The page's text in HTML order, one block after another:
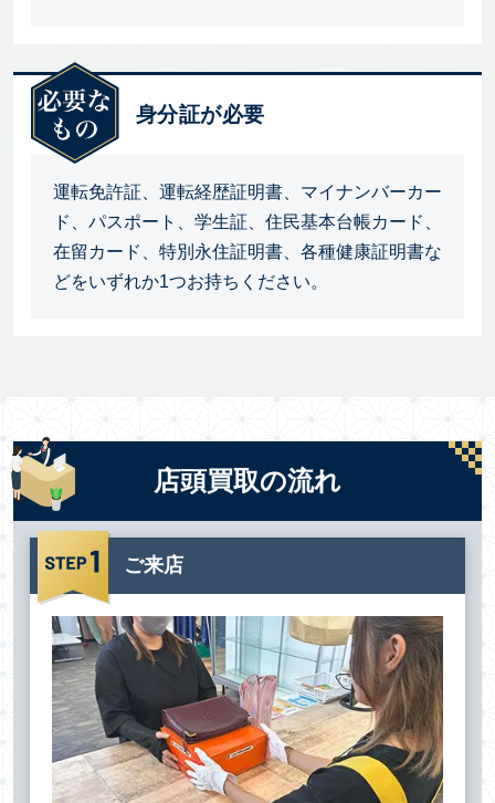
身分証が必要
運転免許証、運転経歴証明書、マイナンバーカー
ド、パスポート、学生証、住民基本台帳カード、
在留カード、特別永住証明書、各種健康証明書な
どをいずれか1つお持ちください。
店頭買取の流れ
ご来店